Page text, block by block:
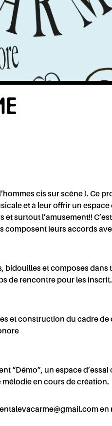
cis sur scène ). Ce
et à leur offrir un
et surtout l’amusement!!
leurs accords
et composes dans
de rencontre pour les
et construction du cadre de
“Démo”, un espace
en cours de création.
en